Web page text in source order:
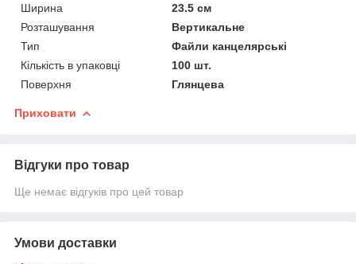
Ширина
23.5 см
Розташування
Вертикальне
Тип
Файли канцелярські
Кількість в упаковці
100 шт.
Поверхня
Глянцева
Приховати
Відгуки про товар
Ще немає відгуків про цей товар
Умови доставки